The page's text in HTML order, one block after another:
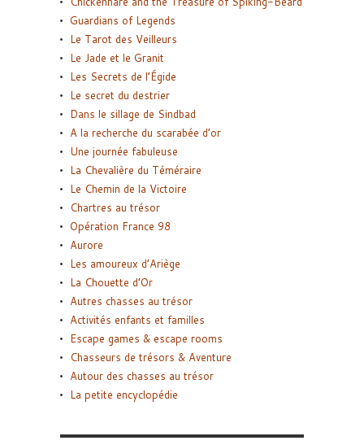
Guardians of Legends
Le Tarot des Veilleurs
Le Jade et le Granit
Les Secrets de l’Égide
Le secret du destrier
Dans le sillage de Sindbad
A la recherche du scarabée d’or
Une journée fabuleuse
La Chevalière du Téméraire
Le Chemin de la Victoire
Chartres au trésor
Opération France 98
Aurore
Les amoureux d’Ariège
La Chouette d’Or
Autres chasses au trésor
Activités enfants et familles
Escape games & escape rooms
Chasseurs de trésors & Aventure
Autour des chasses au trésor
La petite encyclopédie